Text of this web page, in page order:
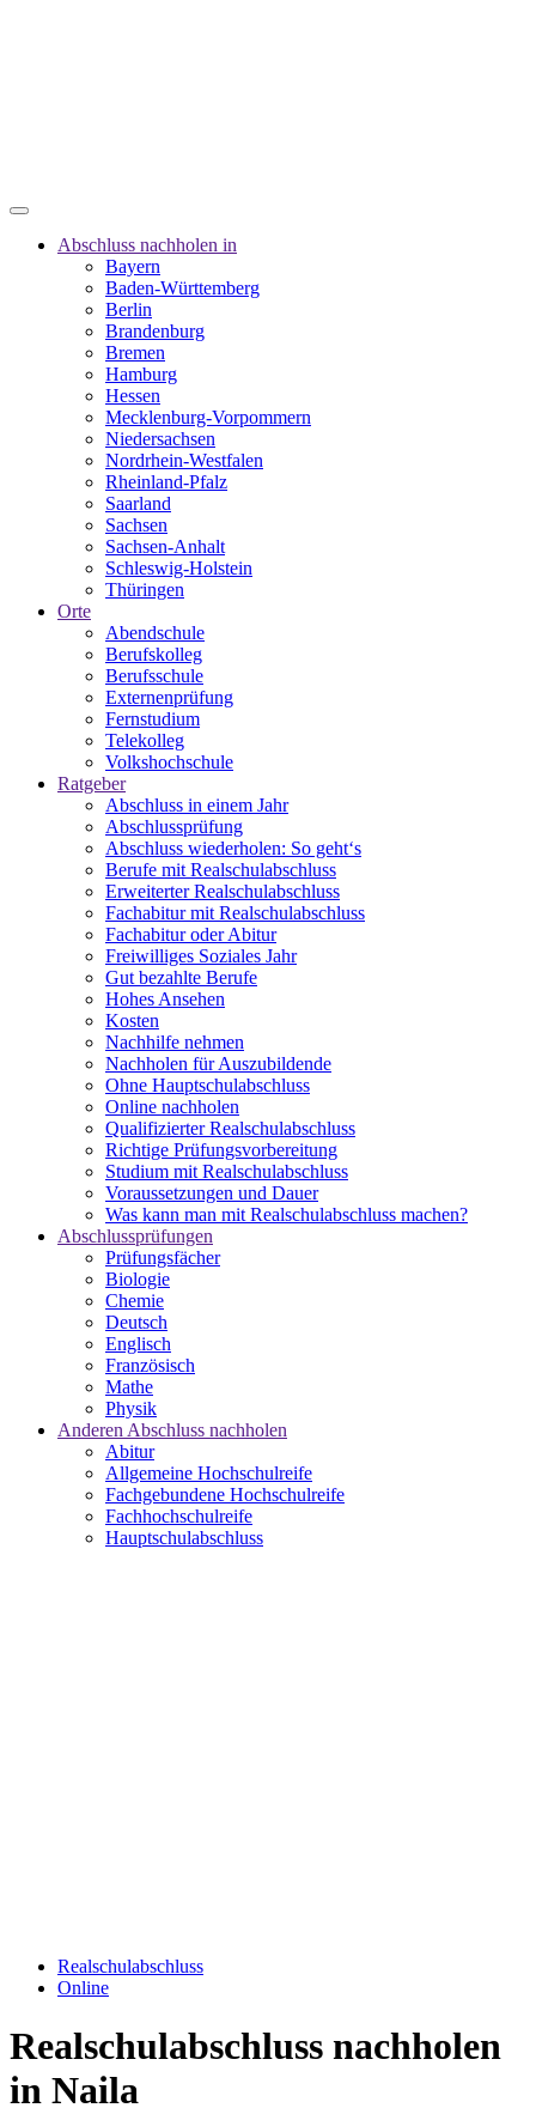
Abschluss nachholen in
Bayern
Baden-Württemberg
Berlin
Brandenburg
Bremen
Hamburg
Hessen
Mecklenburg-Vorpommern
Niedersachsen
Nordrhein-Westfalen
Rheinland-Pfalz
Saarland
Sachsen
Sachsen-Anhalt
Schleswig-Holstein
Thüringen
Orte
Abendschule
Berufskolleg
Berufsschule
Externenprüfung
Fernstudium
Telekolleg
Volkshochschule
Ratgeber
Abschluss in einem Jahr
Abschlussprüfung
Abschluss wiederholen: So geht‘s
Berufe mit Realschulabschluss
Erweiterter Realschulabschluss
Fachabitur mit Realschulabschluss
Fachabitur oder Abitur
Freiwilliges Soziales Jahr
Gut bezahlte Berufe
Hohes Ansehen
Kosten
Nachhilfe nehmen
Nachholen für Auszubildende
Ohne Hauptschulabschluss
Online nachholen
Qualifizierter Realschulabschluss
Richtige Prüfungsvorbereitung
Studium mit Realschulabschluss
Voraussetzungen und Dauer
Was kann man mit Realschulabschluss machen?
Abschlussprüfungen
Prüfungsfächer
Biologie
Chemie
Deutsch
Englisch
Französisch
Mathe
Physik
Anderen Abschluss nachholen
Abitur
Allgemeine Hochschulreife
Fachgebundene Hochschulreife
Fachhochschulreife
Hauptschulabschluss
Realschulabschluss
Online
Realschulabschluss nachholen
in Naila